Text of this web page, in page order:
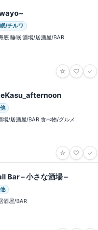
/チルワ
底 睡眠 酒場/居酒屋/BAR
☆ ♡ ✓
場/居酒屋/BAR 食べ物/グルメ
☆ ♡ ✓
Bar – 小さな酒場 –
酒屋/BAR